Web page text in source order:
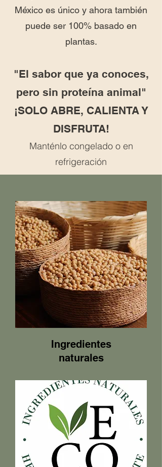
México es único y ahora también
puede ser 100% basado en
plantas.
"El sabor que ya conoces,
pero sin proteína animal"
¡SOLO ABRE, CALIENTA Y
DISFRUTA!
Manténlo congelado o en
refrigeración
Ingredientes
naturales